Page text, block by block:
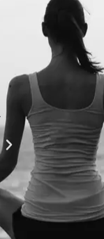
"A
escola
As
uma